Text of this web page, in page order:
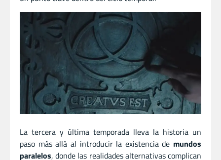
La tercera y última temporada lleva la historia un
paso más allá al introducir la existencia de mundos
paralelos, donde las realidades alternativas complican